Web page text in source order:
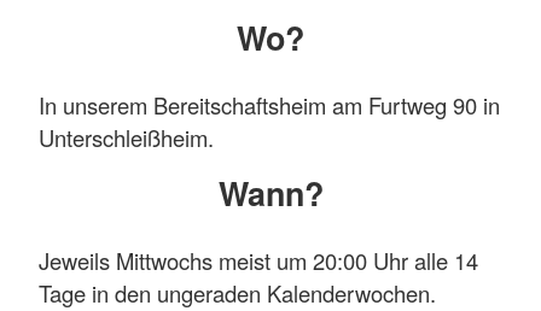
Wo?
In unserem Bereitschaftsheim am Furtweg 90 in
Unterschleißheim.
Wann?
Jeweils Mittwochs meist um 20:00 Uhr alle 14
Tage in den ungeraden Kalenderwochen.